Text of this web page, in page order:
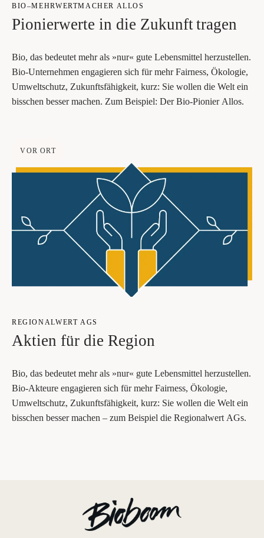
BIO–MEHRWERTMACHER ALLOS
Pio­nier­wer­te in die Zukunft tragen
Bio, das bedeu­tet mehr als »nur« gute Lebens­mittel her­zu­stel­len.
Bio-Unter­neh­men enga­gie­ren sich für mehr ­Fair­ness, Öko­lo­gie,
Umwelt­schutz, Zukunfts­fä­hig­keit, kurz: Sie wol­len die Welt ein
biss­chen bes­ser ­machen. ­Zum Bei­spiel: Der Bio-Pio­nier Allos.
VOR ORT
REGIO­NAL­WERT AGS
Akti­en für die Region
Bio, das bedeu­tet mehr als »nur« gute Lebens­mit­tel her­zu­stel­len.
Bio-Akteu­re enga­gie­ren sich für mehr Fair­ness, Öko­lo­gie,
Umwelt­schutz, Zukunfts­fä­hig­keit, kurz: Sie wol­len die Welt ein
biss­chen bes­ser machen – zum Bei­spiel die Regio­nal­wert AGs.